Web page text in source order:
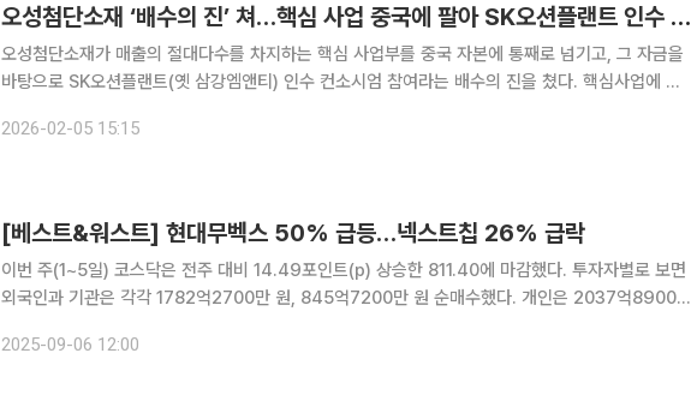
오성첨단소재 ‘배수의 진’ 쳐…핵심 사업 중국에 팔아 SK오션플랜트 인수 활용
오성첨단소재가 매출의 절대다수를 차지하는 핵심 사업부를 중국 자본에 통째로 넘기고, 그 자금을
바탕으로 SK오션플랜트(옛 삼강엠앤티) 인수 컨소시엄 참여라는 배수의 진을 쳤다. 핵심사업에 대
자공시시스템에 따르면 오성첨단소재는 전날 이사회를 열고 자회사 ‘오성
2026-02-05 15:15
[베스트&워스트] 현대무벡스 50% 급등…넥스트칩 26% 급락
이번 주(1~5일) 코스닥은 전주 대비 14.49포인트(p) 상승한 811.40에 마감했다. 투자자별로 보면
외국인과 기관은 각각 1782억2700만 원, 845억7200만 원 순매수했다. 개인은 2037억8900만
한 주간 50.11% 급등한 7130원에 거래
2025-09-06 12:00